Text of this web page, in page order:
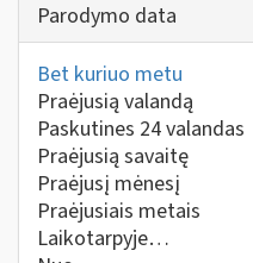
Parodymo data
Bet kuriuo metu
Praėjusią valandą
Paskutines 24 valandas
Praėjusią savaitę
Praėjusį mėnesį
Praėjusiais metais
Laikotarpyje…